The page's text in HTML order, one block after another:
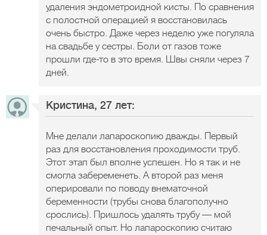
удаления эндометроидной кисты. По сравнения
с полостной операцией я восстановилась
очень быстро. Даже через неделю уже погуляла
на свадьбе у сестры. Боли от газов тоже
прошли где-то в это время. Швы сняли через 7
дней.
Кристина, 27 лет:
Мне делали лапароскопию дважды. Первый
раз для восстановления проходимости труб.
Этот этап был вполне успешен. Но я так и не
смогла забеременеть. А второй раз меня
оперировали по поводу внематочной
беременности (трубы снова благополучно
срослись). Пришлось удалять трубу — мой
печальный опыт. Но лапароскопию считаю